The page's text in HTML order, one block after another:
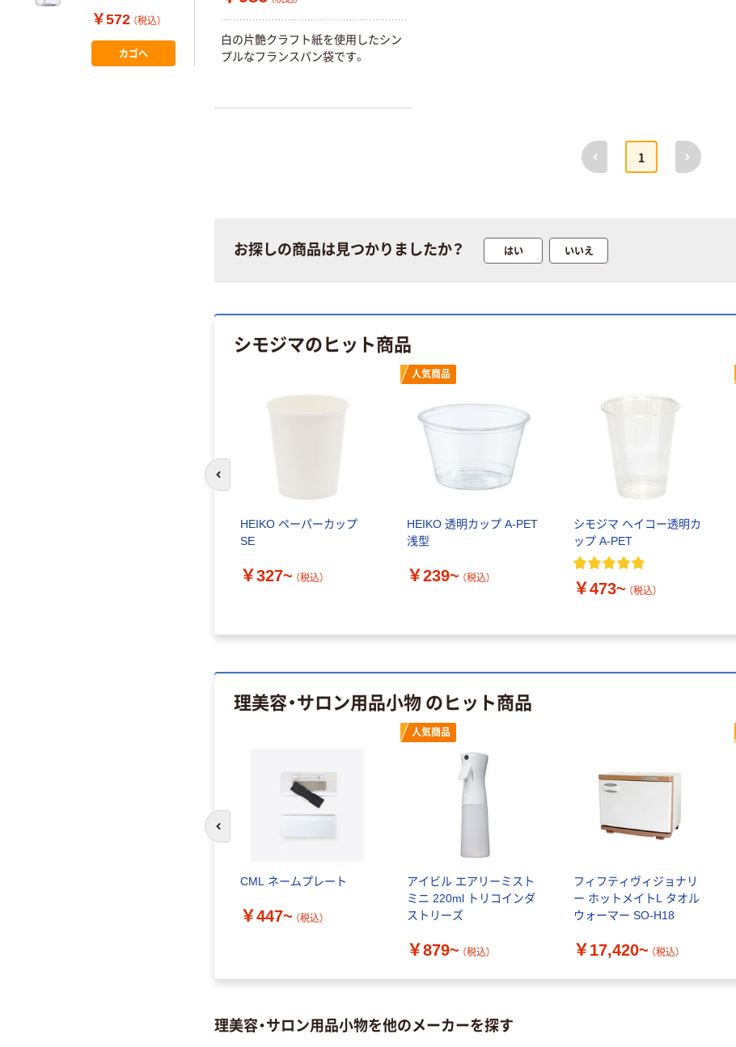
白の片艶クラフト紙を使用したシン
プルなフランスパン袋です。
前へ
1
次へ
お探しの商品は見つかりましたか？ はい いいえ
シモジマのヒット商品
HEIKO ペーパーカップ
SE
￥327~ （税込）
人気商品
HEIKO 透明カップ A-PET
浅型
￥239~ （税込）
シモジマ ヘイコー透明カ
ップ A-PET
￥473~ （税込）
理美容・サロン用品小物 のヒット商品
CML ネームプレート
￥447~ （税込）
人気商品
アイビル エアリーミスト
ミニ 220ml トリコインダ
ストリーズ
￥879~ （税込）
フィフティヴィジョナリ
ー ホットメイトL タオル
ウォーマー SO-H18
￥17,420~ （税込）
前のスライドへ
理美容・サロン用品小物を他のメーカーを探す
24G01 1個 トリ
コインダストリ
ーズ
￥572 （税込）
カゴへ